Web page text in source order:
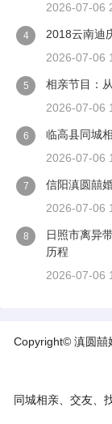
2026-07-06
4
2018云南迪
2026-07-06
5
相亲节目：
2026-07-06
6
临高县同城
2026-07-06
7
信阳滇圆囍
2026-07-06
8
日照市离异
历程
2026-07-06
Copyright© 滇圆囍
同城相亲、交友、